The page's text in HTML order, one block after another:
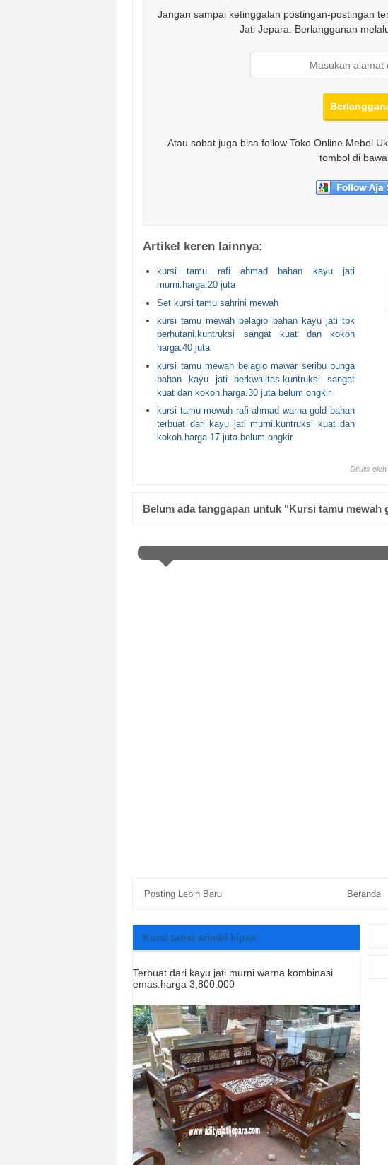
Jangan sampai ketinggalan postingan-postingan
Jati Jepara. Berlangganan
Atau sobat juga bisa follow Toko Online Mebel
tombol di
Artikel keren lainnya:
kursi tamu rafi ahmad bahan kayu jati
murni.harga.20 juta
Set kursi tamu sahrini mewah
kursi tamu mewah belagio bahan kayu jati tpk
perhutani.kuntruksi sangat kuat dan kokoh
harga.40 juta
kursi tamu mewah belagio mawar seribu bunga
bahan kayu jati berkwalitas.kuntruksi sangat
kuat dan kokoh.harga.30 juta belum ongkir
kursi tamu mewah rafi ahmad warna gold bahan
terbuat dari kayu jati murni.kuntruksi kuat dan
kokoh.harga.17 juta.belum ongkir
Ditulis oleh
Belum ada tanggapan untuk "Kursi tamu mewah
Posting Lebih Baru Beranda
Kursi tamu arimbi kipas
Terbuat dari kayu jati murni warna kombinasi
emas.harga 3,800.000